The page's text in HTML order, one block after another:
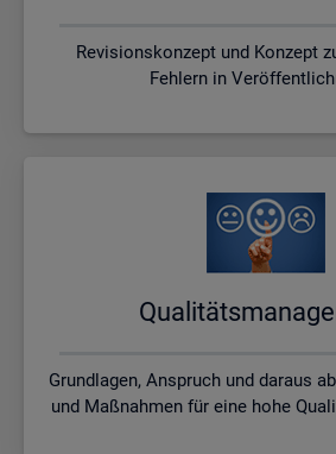
Revisionskonzept und Konzept
Fehlern in
Grundlagen, Anspruch und daraus
und Maßnahmen für eine hohe